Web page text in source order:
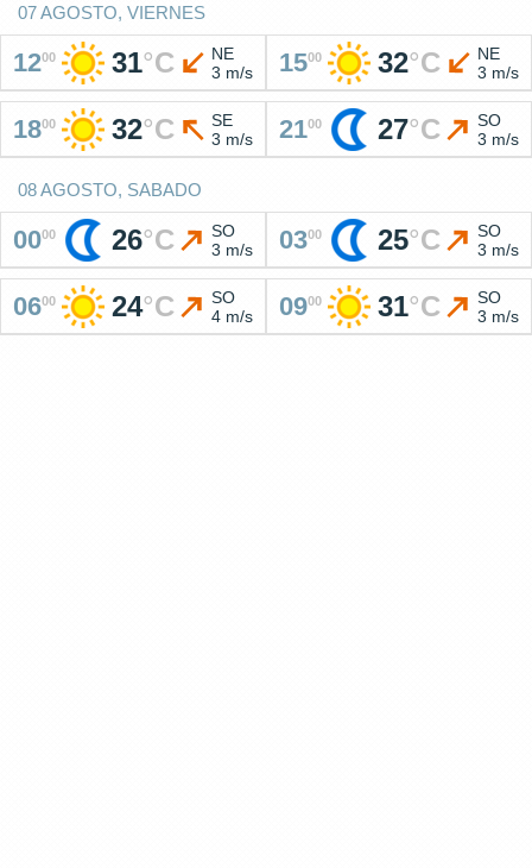
07 AGOSTO, VIERNES
1200 31°C
NE
3 m/s
1500 32°C
NE
3 m/s
1800 32°C
SE
3 m/s
2100 27°C
SO
3 m/s
08 AGOSTO, SABADO
0000 26°C
SO
3 m/s
0300 25°C
SO
3 m/s
0600 24°C
SO
4 m/s
0900 31°C
SO
3 m/s